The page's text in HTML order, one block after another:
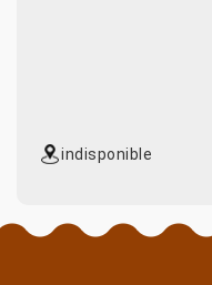
indisponible